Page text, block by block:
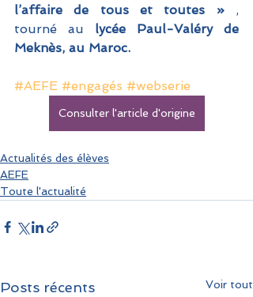
l’affaire de tous et toutes » ,
tourné au lycée Paul-Valéry de
Meknès, au Maroc.
#AEFE #engagés #webserie
Consulter l'article d'origine
Actualités des élèves
AEFE
Toute l'actualité
Posts récents Voir tout